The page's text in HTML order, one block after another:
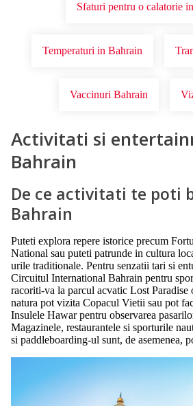
Sfaturi pentru o calatorie
Temperaturi in Bahrain
Vaccinuri Bahrain
Activitati si
Bahrain
De ce activitati te poti
Bahrain
Puteti explora repere istorice precum
National sau puteti patrunde in cultura
urile traditionale. Pentru senzatii tari si
Circuitul International Bahrain pentru
racoriti-va la parcul acvatic Lost
natura pot vizita Copacul Vietii sau pot
Insulele Hawar pentru observarea
Magazinele, restaurantele si sporturile
si paddleboarding-ul sunt, de asemenea,